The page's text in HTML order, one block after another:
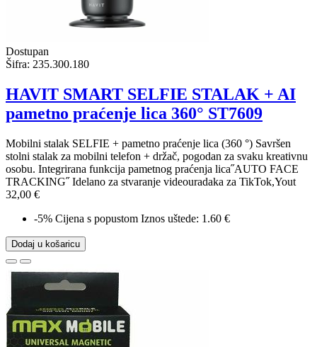
Dostupan
Šifra: 235.300.180
HAVIT SMART SELFIE STALAK + AI
pametno praćenje lica 360° ST7609
Mobilni stalak SELFIE + pametno praćenje lica (360 °) Savršen
stolni stalak za mobilni telefon + držač, pogodan za svaku kreativnu
osobu. Integrirana funkcija pametnog praćenja lica˝AUTO FACE
TRACKING˝ Idelano za stvaranje videouradaka za TikTok,Yout
32,00 €
-5% Cijena s popustom Iznos uštede: 1.60 €
Dodaj u košaricu